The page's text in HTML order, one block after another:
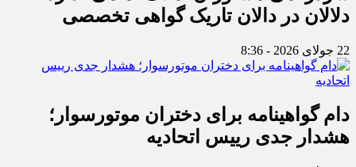
دلالان در دالان تاریک گواهی تخصصی
22 جولای 2026 - 8:36
دام گواهینامه برای دختران موتورسوار؛
هشدار جدی رییس اتحادیه